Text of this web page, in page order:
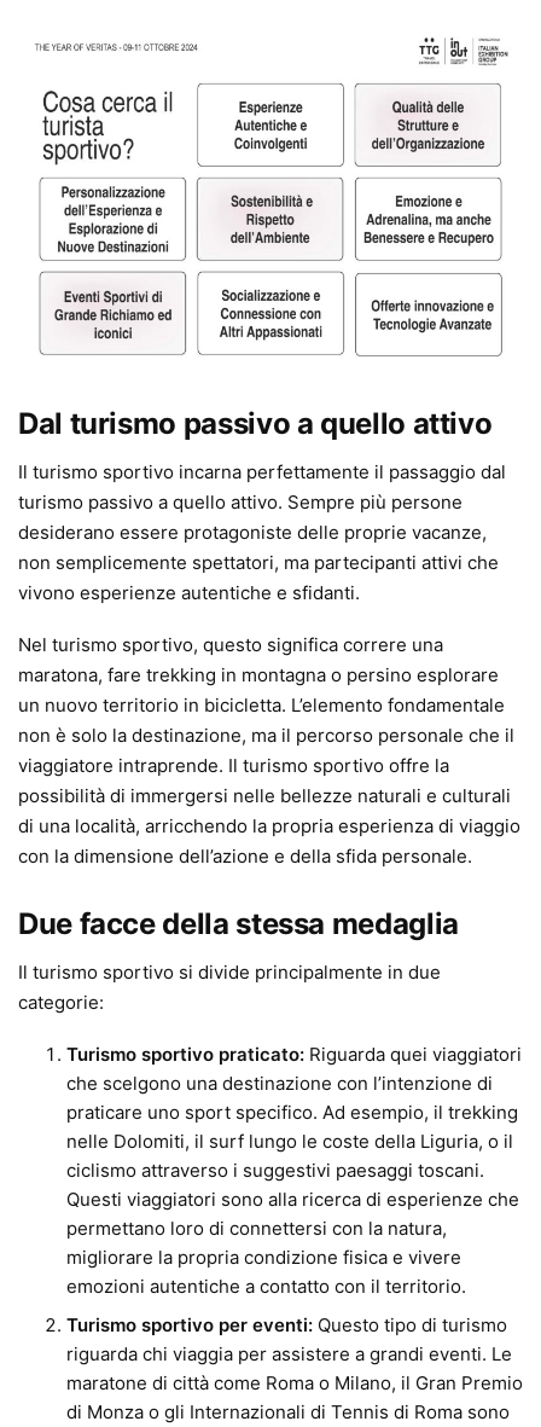
Dal turismo passivo a quello attivo
Il turismo sportivo incarna perfettamente il passaggio dal
turismo passivo a quello attivo. Sempre più persone
desiderano essere protagoniste delle proprie vacanze,
non semplicemente spettatori, ma partecipanti attivi che
vivono esperienze autentiche e sfidanti.
Nel turismo sportivo, questo significa correre una
maratona, fare trekking in montagna o persino esplorare
un nuovo territorio in bicicletta. L’elemento fondamentale
non è solo la destinazione, ma il percorso personale che il
viaggiatore intraprende. Il turismo sportivo offre la
possibilità di immergersi nelle bellezze naturali e culturali
di una località, arricchendo la propria esperienza di viaggio
con la dimensione dell’azione e della sfida personale.
Due facce della stessa medaglia
Il turismo sportivo si divide principalmente in due
categorie:
Turismo sportivo praticato: Riguarda quei viaggiatori
che scelgono una destinazione con l’intenzione di
praticare uno sport specifico. Ad esempio, il trekking
nelle Dolomiti, il surf lungo le coste della Liguria, o il
ciclismo attraverso i suggestivi paesaggi toscani.
Questi viaggiatori sono alla ricerca di esperienze che
permettano loro di connettersi con la natura,
migliorare la propria condizione fisica e vivere
emozioni autentiche a contatto con il territorio.
Turismo sportivo per eventi: Questo tipo di turismo
riguarda chi viaggia per assistere a grandi eventi. Le
maratone di città come Roma o Milano, il Gran Premio
di Monza o gli Internazionali di Tennis di Roma sono